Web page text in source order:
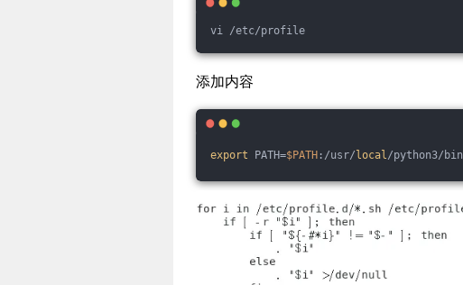
vi /etc/profile
添加内容
export PATH=$PATH :/usr/ local/python3/bin